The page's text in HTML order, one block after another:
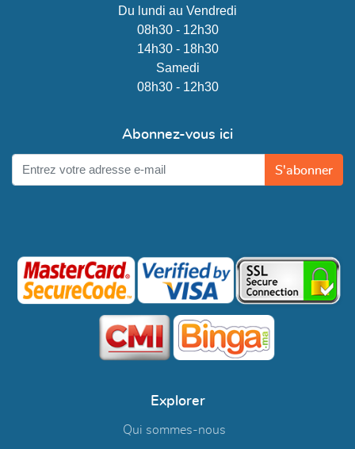
Du lundi au Vendredi
08h30 - 12h30
14h30 - 18h30
Samedi
08h30 - 12h30
Abonnez-vous ici
S'abonner
Explorer
Qui sommes-nous